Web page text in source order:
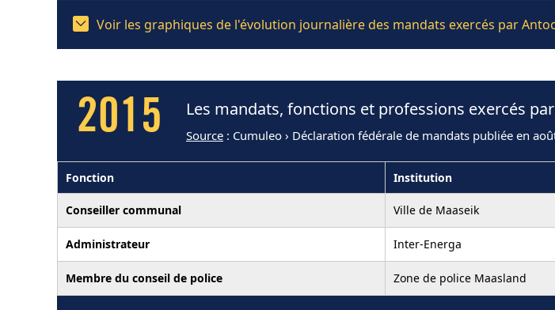
Voir les graphiques de l'évolution journalière des mandats exercés par
2015 Les mandats, fonctions et professions exercés
Source : Cumuleo › Déclaration fédérale de mandats publiée en
Fonction Institution
Conseiller communal Ville de Maaseik
Administrateur Inter-Energa
Membre du conseil de police Zone de police Maasland